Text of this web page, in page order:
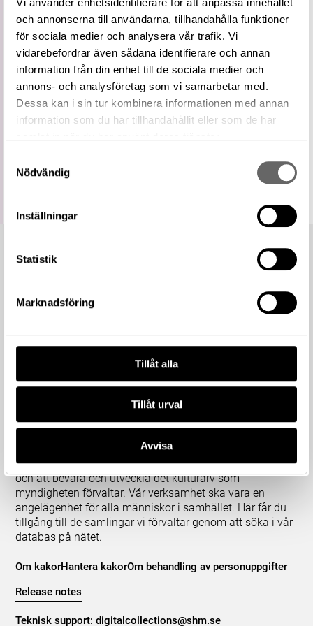
Vi använder enhetsidentifierare för att anpassa innehållet
och annonserna till användarna, tillhandahålla funktioner
för sociala medier och analysera vår trafik. Vi
vidarebefordrar även sådana identifierare och annan
information från din enhet till de sociala medier och
annons- och analysföretag som vi samarbetar med.
Dessa kan i sin tur kombinera informationen med annan
information som du har tillhandahållit eller som de har
Nödvändig
Inställningar
Statistik
Marknadsföring
Tillåt alla
Tillåt urval
Avvisa
Vidare
term
Skulptur
Relaterade
föremål
Visa 13 relaterade föremål
URI
https://samlingar.shm.se/term/54DC9AEE-
DB4A-455F-9AD3-D27D3E7D62B3
Kopiera URI
Mer information om licenser hos Statens historiska museer.
Om våra samlingar
Statens historiska museer (SHM) har till uppgift att
främja kunskapen om och intresset för Sveriges historia
och att bevara och utveckla det kulturarv som
myndigheten förvaltar. Vår verksamhet ska vara en
angelägenhet för alla människor i samhället. Här får du
tillgång till de samlingar vi förvaltar genom att söka i vår
databas på nätet.
Om kakorHantera kakorOm behandling av personuppgifter
Release notes
Teknisk support:digitalcollections@shm.se